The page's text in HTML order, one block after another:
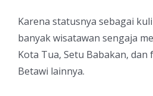
Karena statusnya sebagai
banyak wisatawan sengaja
Kota Tua, Setu Babakan, dan
Betawi lainnya.